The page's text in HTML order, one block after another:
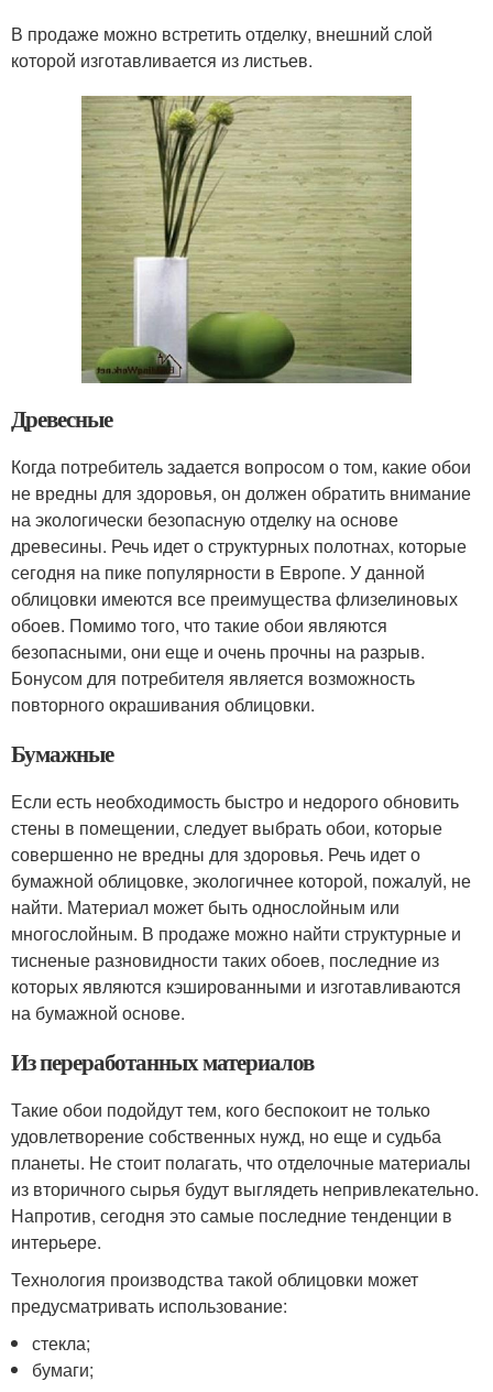
В продаже можно встретить отделку, внешний слой
которой изготавливается из листьев.
Древесные
Когда потребитель задается вопросом о том, какие обои
не вредны для здоровья, он должен обратить внимание
на экологически безопасную отделку на основе
древесины. Речь идет о структурных полотнах, которые
сегодня на пике популярности в Европе. У данной
облицовки имеются все преимущества флизелиновых
обоев. Помимо того, что такие обои являются
безопасными, они еще и очень прочны на разрыв.
Бонусом для потребителя является возможность
повторного окрашивания облицовки.
Бумажные
Если есть необходимость быстро и недорого обновить
стены в помещении, следует выбрать обои, которые
совершенно не вредны для здоровья. Речь идет о
бумажной облицовке, экологичнее которой, пожалуй, не
найти. Материал может быть однослойным или
многослойным. В продаже можно найти структурные и
тисненые разновидности таких обоев, последние из
которых являются кэшированными и изготавливаются
на бумажной основе.
Из переработанных материалов
Такие обои подойдут тем, кого беспокоит не только
удовлетворение собственных нужд, но еще и судьба
планеты. Не стоит полагать, что отделочные материалы
из вторичного сырья будут выглядеть непривлекательно.
Напротив, сегодня это самые последние тенденции в
интерьере.
Технология производства такой облицовки может
предусматривать использование:
стекла;
бумаги;